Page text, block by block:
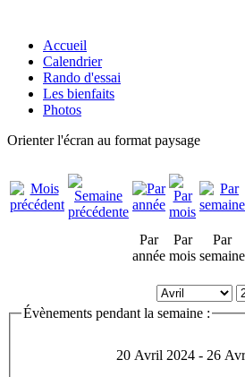
Accueil
Calendrier
Rando d'essai
Les bienfaits
Photos
Orienter l'écran au format paysage
Par
année
Par
mois
Par
semaine
Évènements pendant la semaine :
20 Avril 2024 - 26